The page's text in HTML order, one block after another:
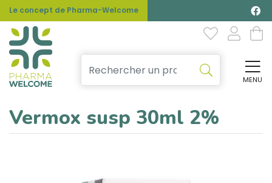
Le concept de Pharma-Welcome
MENU
Vermox susp 30ml 2%